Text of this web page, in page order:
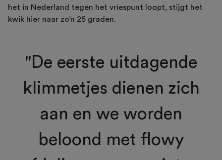
het in Nederland tegen het vriespunt loopt, stijgt het
kwik hier naar zo’n 25 graden.
"De eerste uitdagende
klimmetjes dienen zich
aan en we worden
beloond met flowy